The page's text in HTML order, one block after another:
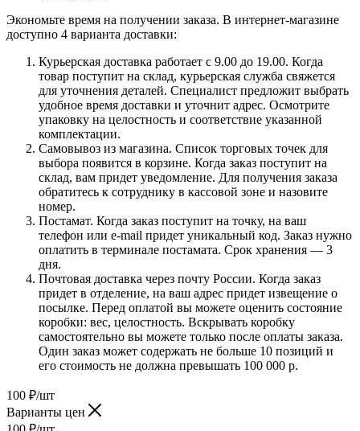
Экономьте время на получении заказа. В интернет-магазине
доступно 4 варианта доставки:
Курьерская доставка работает с 9.00 до 19.00. Когда
товар поступит на склад, курьерская служба свяжется
для уточнения деталей. Специалист предложит выбрать
удобное время доставки и уточнит адрес. Осмотрите
упаковку на целостность и соответствие указанной
комплектации.
Самовывоз из магазина. Список торговых точек для
выбора появится в корзине. Когда заказ поступит на
склад, вам придет уведомление. Для получения заказа
обратитесь к сотруднику в кассовой зоне и назовите
номер.
Постамат. Когда заказ поступит на точку, на ваш
телефон или e-mail придет уникальный код. Заказ нужно
оплатить в терминале постамата. Срок хранения — 3
дня.
Почтовая доставка через почту России. Когда заказ
придет в отделение, на ваш адрес придет извещение о
посылке. Перед оплатой вы можете оценить состояние
коробки: вес, целостность. Вскрывать коробку
самостоятельно вы можете только после оплаты заказа.
Один заказ может содержать не больше 10 позиций и
его стоимость не должна превышать 100 000 р.
100 ₽/шт
Варианты цен